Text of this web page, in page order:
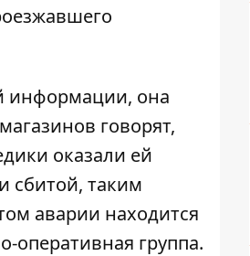
информации, она
говорят,
оказали ей
сбитой, таким
аварии находится
оперативная группа.